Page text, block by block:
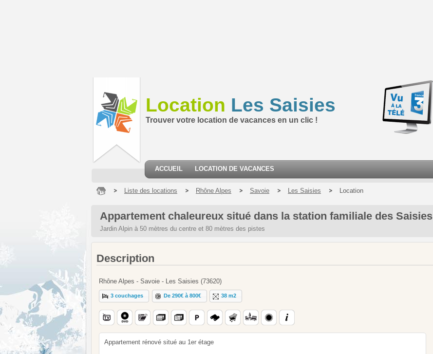
Location Les Saisies
Trouver votre location de vacances en un clic !
ACCUEIL LOCATION DE VACANCES
Liste des locations Rhône Alpes Savoie Les Saisies Location
Appartement chaleureux situé dans la station familiale des Saisies
Jardin Alpin à 50 mètres du centre et 80 mètres des pistes
Description
Rhône Alpes - Savoie - Les Saisies (73620)
3 couchages De 290€ à 800€ 38 m2
Appartement rénové situé au 1er étage